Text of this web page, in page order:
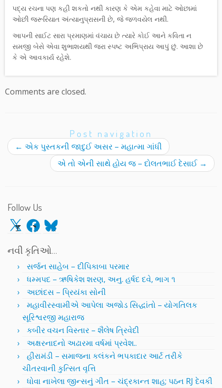
પદ્ય રચના પણ કહી શકતો નથી કારણ કે એમ કહેવા માટે ઓછામાં
ઓછી જરૂરિયાત અંત્યાનુપ્રાસની છે, જે જળવયેલ નથી.
આપની સાઈટ સારા પ્રમાણમાં વંચાય છે ત્યારે કોઈ આને કવિતા ન
સમજી બેસે એવા શુભાશયથી જરા સ્પષ્ટ અભિપ્રાય આપું છું. આશા છે
કે એ આવકાર્ય રહેશે.
Comments are closed.
Post navigation
← એક પુસ્તકની જાદુઈ અસર – મહાત્મા ગાંધી
એ તો એની સાથે હોય જ – દોલતભાઈ દેસાઈ →
Follow Us
X Facebook
Bluesky
નવી કૃતિઓ…
સર્જન સાહેબ – દીપિકાબા પરમાર
ધમ્મપદ – ઋષિકેશ શરણ, અનુ. હર્ષદ દવે, ભાગ ૧
અછાંદસ – પ્રિયંકા સોની
મહાવીરસ્વામીએ આપેલા અજોડ સિદ્ધાંતો – યોગતિલક
સૂરિશ્વરજી મહારાજ
કબીર વચન વિસ્તાર – શૈલેષ ત્રિવેદી
અક્ષરનાદનો અઢારમા વર્ષમાં પ્રવેશ..
હીરામંડી – સમાજના કલંકને ભપકાદાર આર્ટ તરીકે
ચીતરવાની કુત્સિત વૃત્તિ
ધોવા નાખેલા જીન્સનું ગીત – ચંદ્રકાન્ત શાહ; પઠન RJ દેવકી